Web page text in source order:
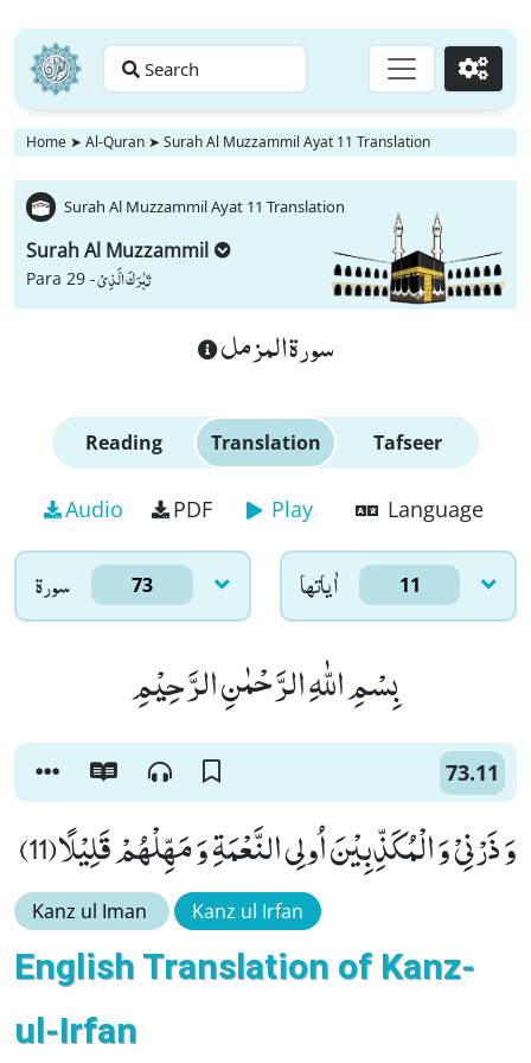
Search Go
Home ➤ Al-Quran ➤ Surah Al Muzzammil Ayat 11 Translation
Surah Al Muzzammil Ayat 11 Translation
Surah Al Muzzammil
Para 29 -تَبٰرَكَ الَّذِیْ
سورة المزمل
Reading Translation Tafseer
Audio PDF Play Language
سورۃ 73 اٰياتها 11
بِسْمِ اللّٰهِ الرَّحْمٰنِ الرَّحِیْمِ
73.11
وَ ذَرْنِیْ وَ الْمُكَذِّبِیْنَ اُولِی النَّعْمَةِ وَ مَهِّلْهُمْ قَلِیْلًا(11)
Kanz ul Iman Kanz ul Irfan
English Translation of Kanz-
ul-Irfan